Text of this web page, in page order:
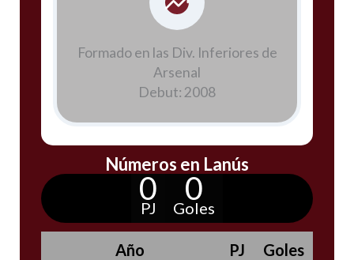
Formado en las Div. Inferiores de
Arsenal
Debut: 2008
Números en Lanús
0
PJ
0
Goles
Año PJ
Goles